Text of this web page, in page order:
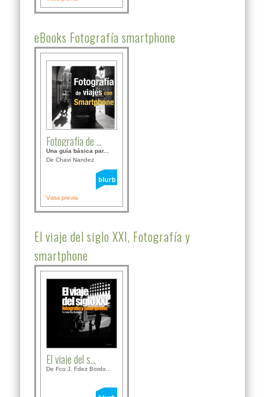
eBooks Fotografía smartphone
Fotografía de ...
Una guía básica par...
De Chavi Nandez
Vista previa
El viaje del siglo XXI, Fotografía y
smartphone
El viaje del s...
De Fco J. Fdez Bordo...